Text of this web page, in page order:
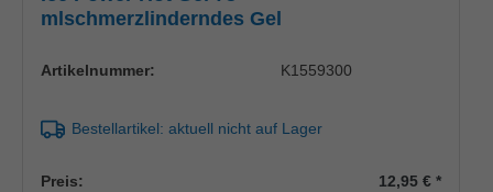
mlschmerzlinderndes Gel
Artikelnummer: K1559300
Bestellartikel: aktuell nicht auf Lager
Preis: 12,95 €*